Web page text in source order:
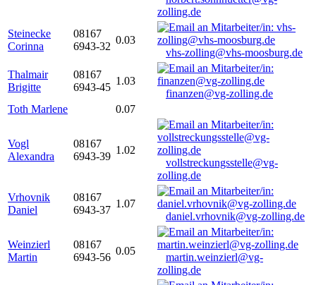
zolling.de
Steinecke
Corinna
08167
6943-32
0.03
vhs-zolling@vhs-moosburg.de
Thalmair
Brigitte
08167
6943-45
1.03
finanzen@vg-zolling.de
Toth Marlene
0.07
Vogl
Alexandra
08167
6943-39
1.02
vollstreckungsstelle@vg-
zolling.de
Vrhovnik
Daniel
08167
6943-37
1.07
daniel.vrhovnik@vg-zolling.de
Weinzierl
Martin
08167
6943-56
0.05
martin.weinzierl@vg-
zolling.de